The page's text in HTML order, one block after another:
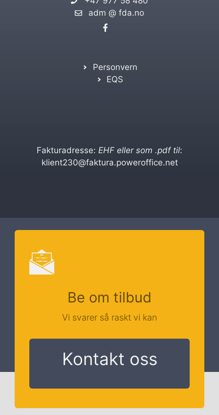
adm @ fda.no
Personvern
EQS
Fakturadresse: EHF eller som .pdf til:
klient230@faktura.poweroffice.net
Be om tilbud
Vi svarer så raskt vi kan
Kontakt oss